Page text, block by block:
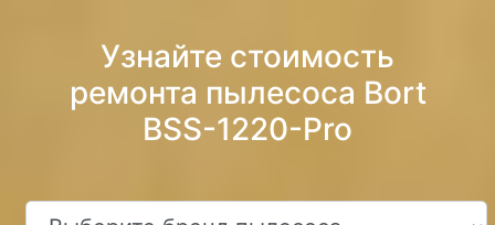
Узнайте стоимость
ремонта пылесоса Bort
BSS-1220-Pro